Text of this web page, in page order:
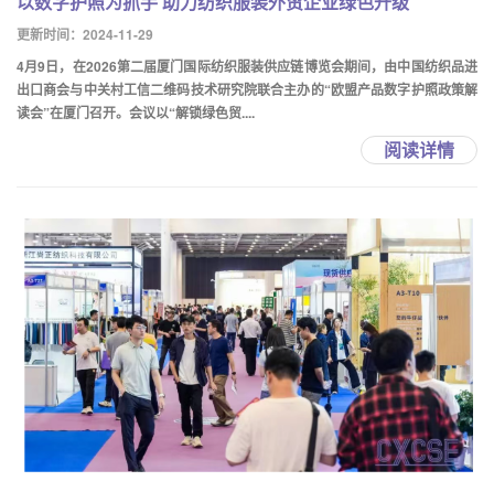
更新时间：2024-11-29
4月9日，在2026第二届厦门国际纺织服装供应链博览会期间，由中国纺织品进
出口商会与中关村工信二维码技术研究院联合主办的“欧盟产品数字护照政策解
读会”在厦门召开。会议以“解锁绿色贸....
阅读详情